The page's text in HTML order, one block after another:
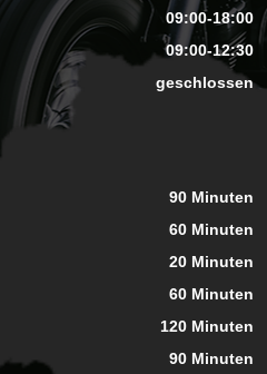
09:00-18:00
09:00-12:30
geschlossen
90 Minuten
60 Minuten
20 Minuten
60 Minuten
120 Minuten
90 Minuten